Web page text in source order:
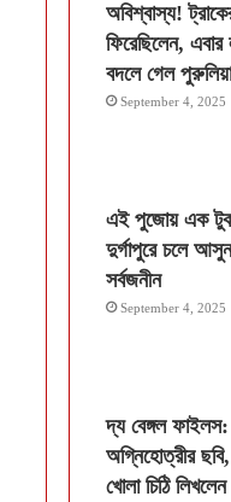
অবিশ্বাস্য!
ফিরেছিলেন,
বদলে গেল
September 4, 2025
এই পুজোয় এক
দুর্গাপুরে চলে
সর্বজনীন
September 4, 2025
দ্য বেঙ্গল
অগ্নিহোত্রীর ছবি,
খোলা চিঠি